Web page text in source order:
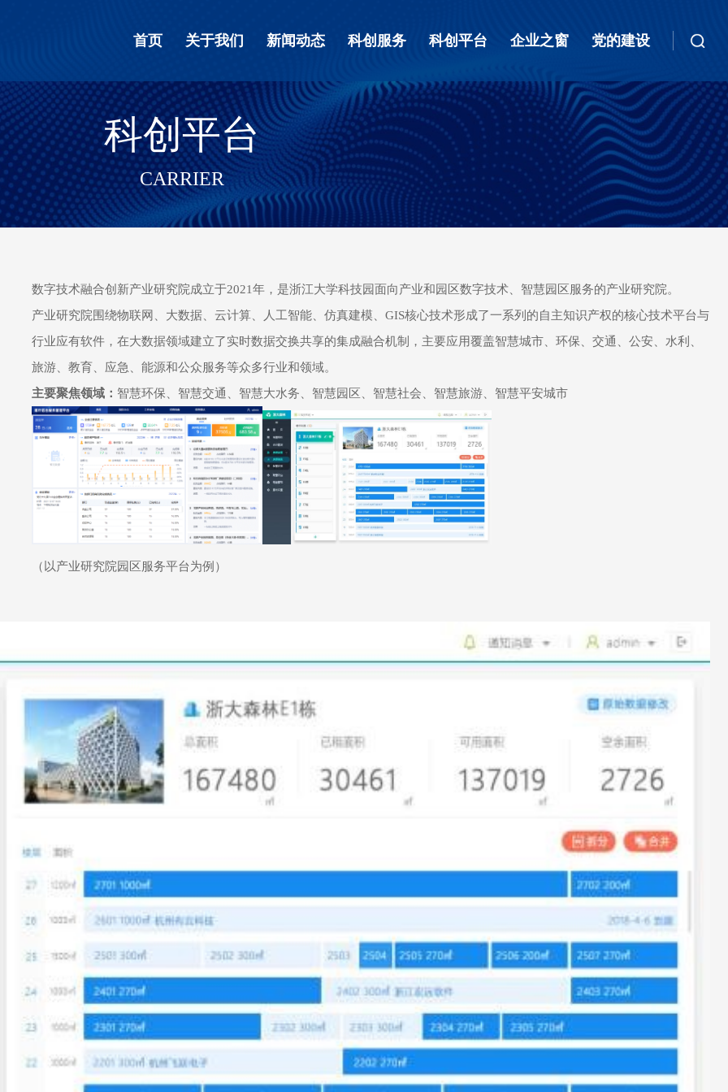
首页 关于我们 新闻动态 科创服务 科创平台 企业之窗 党的建设
科创平台
CARRIER
数字技术融合创新产业研究院成立于2021年，是浙江大学科技园面向产业和园区数字技术、智慧园区服务的产业研究院。
产业研究院围绕物联网、大数据、云计算、人工智能、仿真建模、 GIS核心技术形成了一系列的自主知识产权的核心技术平台与
行业应有软件，在大数据领域建立了实时数据交换共享的集成融合机制，主要应用覆盖智慧城市、环保、交通、公安、水利、
旅游、教育、应急、能源和公众服务等众多行业和领域。
主要聚焦领域： 智慧环保、智慧交通、智慧大水务、智慧园区、智慧社会、智慧旅游、智慧平安城市
（以产业研究院园区服务平台为例）